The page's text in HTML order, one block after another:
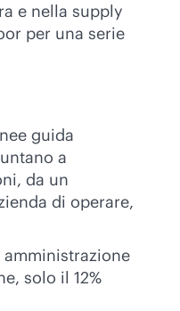
e nella supply
per una serie
guida
a
da un
di operare,
solo il 12%